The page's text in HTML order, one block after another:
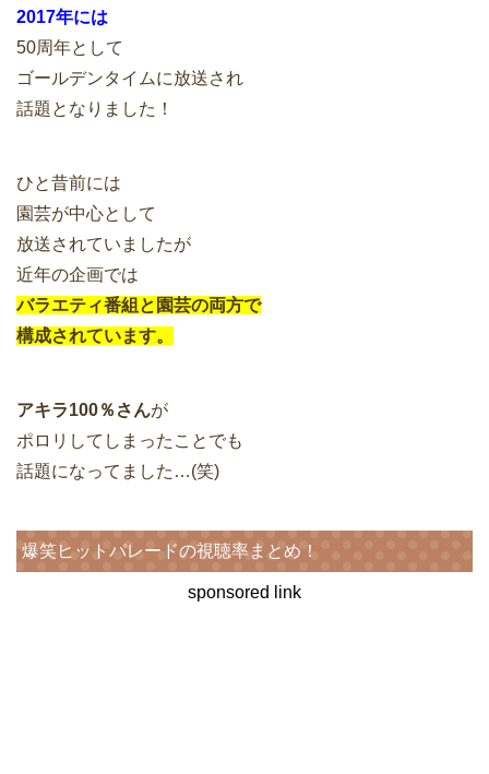
2017年には
50周年として
ゴールデンタイムに放送され
話題となりました！
ひと昔前には
園芸が中心として
放送されていましたが
近年の企画では
バラエティ番組と園芸の両方で
構成されています。
アキラ100％さんが
ポロリしてしまったことでも
話題になってました…(笑)
爆笑ヒットパレードの視聴率まとめ！
sponsored link